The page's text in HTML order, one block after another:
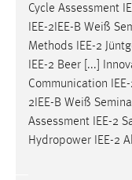
Cycle Assessment
IEE-2IEE-B Weiß
Methods IEE-2
IEE-2 Beer [...]
Communication
2IEE-B Weiß
Assessment IEE-2
Hydropower IEE-2
Cookie Laufzeit:
3 Monate
Facebook
Name: